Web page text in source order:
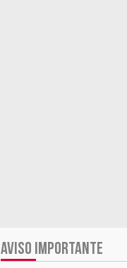
AVISO IMPORTANTE